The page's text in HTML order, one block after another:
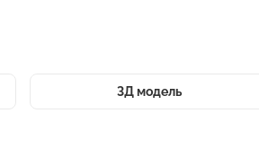
3Д модель